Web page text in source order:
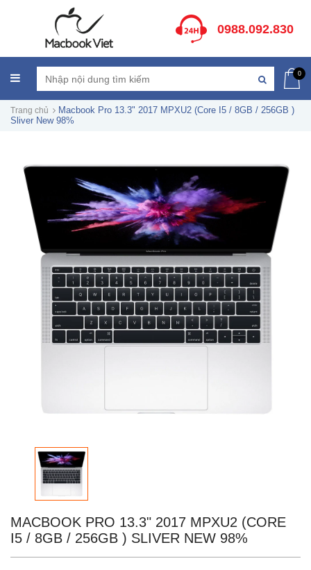
0988.092.830
0
Trang chủ
Macbook Pro 13.3" 2017 MPXU2 (Core I5 / 8GB / 256GB )
Sliver New 98%
MACBOOK PRO 13.3" 2017 MPXU2 (CORE
I5 / 8GB / 256GB ) SLIVER NEW 98%